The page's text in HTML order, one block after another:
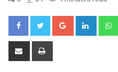
Google+ LinkedIn
Share